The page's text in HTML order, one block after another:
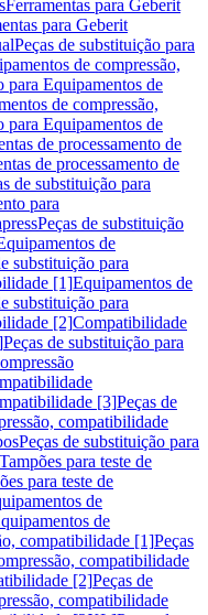
Ferramentas para Geberit
para Geberit
Peças de substituição para
de compressão,
para Equipamentos de
de compressão,
para Equipamentos de
de processamento de
de processamento de
de substituição para
para
Peças de substituição
de
substituição para
[1]Equipamentos de
substituição para
[2]Compatibilidade
Peças de substituição para
[3]Peças de
compatibilidade
Peças de substituição para
Tampões para teste de
para teste de
de
de
compatibilidade [1]Peças
compatibilidade
[2]Peças de
compatibilidade